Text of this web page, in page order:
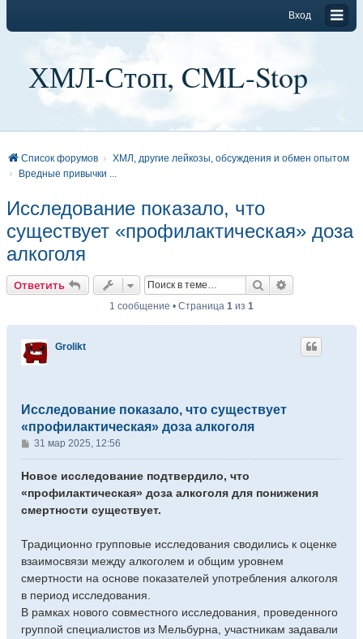
Вход
ХМЛ-Стоп, CML-Stop
Список форумов
ХМЛ, другие лейкозы, обсуждения и обмен опытом
Вредные привычки ...
Исследование показало, что
существует «профилактическая» доза
алкоголя
Ответить Поиск
1 сообщение • Страница 1 из 1
Grolikt
Исследование показало, что существует
«профилактическая» доза алкоголя
С
о
о
щ
е
и
е
31 мар 2025, 12:56
Новое исследование подтвердило, что
«профилактическая» доза алкоголя для понижения
смертности существует.
Традиционно групповые исследования сводились к оценке
взаимосвязи между алкоголем и общим уровнем
смертности на основе показателей употребления алкоголя
в период исследования.
В рамках нового совместного исследования, проведенного
группой специалистов из Мельбурна, участникам задавали